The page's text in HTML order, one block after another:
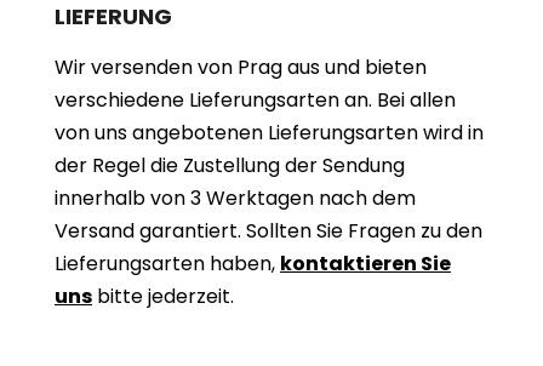
LIEFERUNG
Wir versenden von Prag aus und bieten
verschiedene Lieferungsarten an. Bei allen
von uns angebotenen Lieferungsarten wird in
der Regel die Zustellung der Sendung
innerhalb von 3 Werktagen nach dem
Versand garantiert. Sollten Sie Fragen zu den
Lieferungsarten haben, kontaktieren Sie
uns bitte jederzeit.